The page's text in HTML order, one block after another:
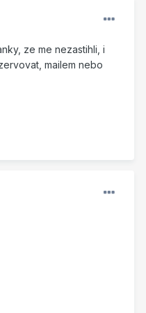
ze me nezastihli, i
mailem nebo